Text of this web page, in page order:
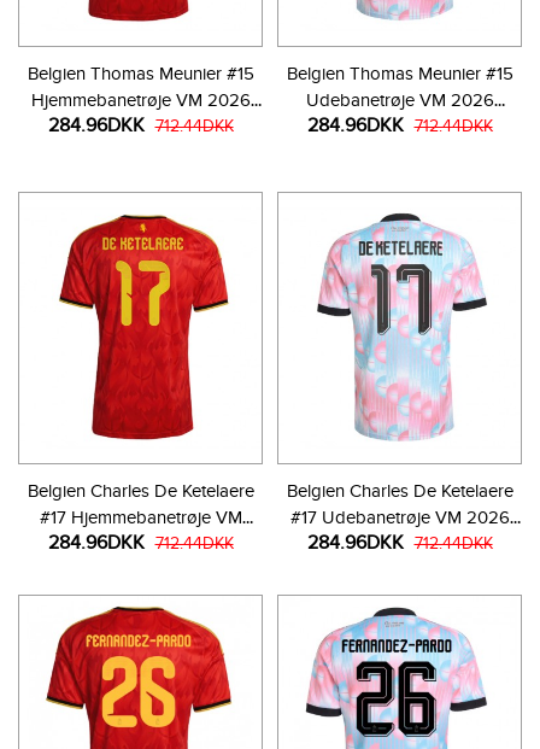
Belgien Thomas Meunier #15
Hjemmebanetrøje VM 2026
Kortærmet
284.96DKK 712.44DKK
Belgien Thomas Meunier #15
Udebanetrøje VM 2026
Kortærmet
284.96DKK 712.44DKK
Belgien Charles De Ketelaere
#17 Hjemmebanetrøje VM
2026 Kortærmet
284.96DKK 712.44DKK
Belgien Charles De Ketelaere
#17 Udebanetrøje VM 2026
Kortærmet
284.96DKK 712.44DKK